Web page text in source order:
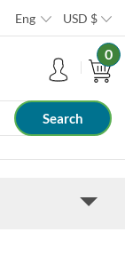
Eng USD $
0